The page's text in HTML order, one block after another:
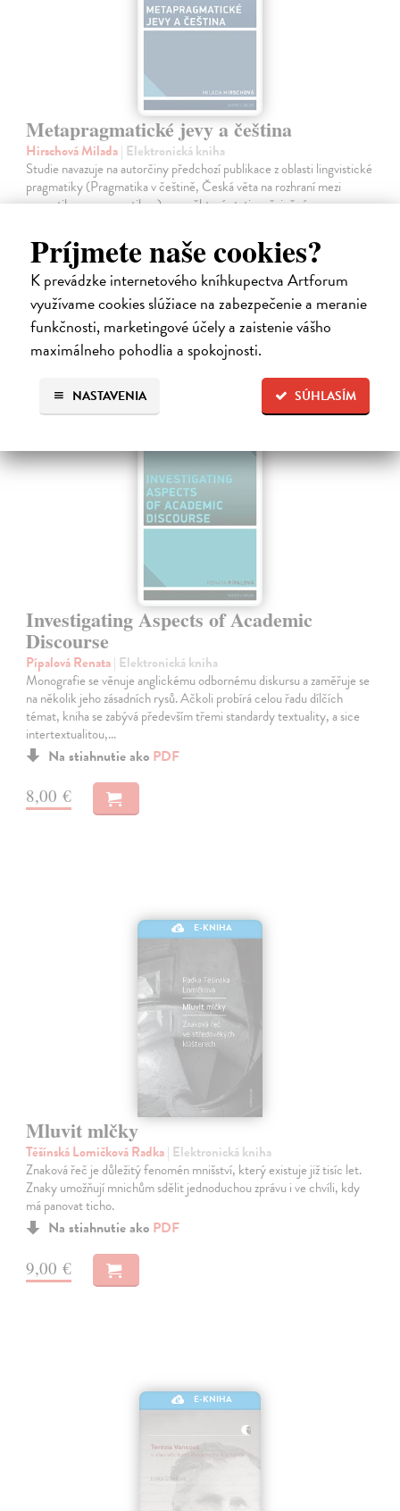
Príjmete naše cookies?
K prevádzke internetového kníhkupectva Artforum
využívame cookies slúžiace na zabezpečenie a meranie
funkčnosti, marketingové účely a zaistenie vášho
maximálneho pohodlia a spokojnosti.
SÚHLASÍM
NASTAVENIA
Metapragmatické jevy a čeština
Hirschová Milada| Elektronická kniha
Studie navazuje na autorčiny předchozí publikace z oblasti lingvistické
pragmatiky (Pragmatika v češtině, Česká věta na rozhraní mezi
gramatikou a pragmatikou) a na některé stati zveřejněné v
Na stiahnutie akoPDF
9,00 €
Investigating Aspects of Academic
Discourse
Pípalová Renata| Elektronická kniha
Monografie se věnuje anglickému odbornému diskursu a zaměřuje se
na několik jeho zásadních rysů. Ačkoli probírá celou řadu dílčích
témat, kniha se zabývá především třemi standardy textuality, a sice
intertextualitou,…
Na stiahnutie ako PDF
8,00 €
E-KNIHA
Mluvit mlčky
Těšínská Lomičková Radka| Elektronická kniha
Znaková řeč je důležitý fenomén mnišství, který existuje již tisíc let.
Znaky umožňují mnichům sdělit jednoduchou zprávu i ve chvíli, kdy
má panovat ticho.
Na stiahnutie ako PDF
9,00 €
E-KNIHA